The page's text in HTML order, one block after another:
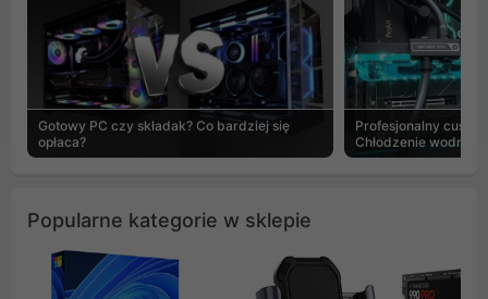
Gotowy PC czy składak? Co bardziej się
opłaca?
Profesjonalny
Chłodzenie wodne
Popularne kategorie w sklepie